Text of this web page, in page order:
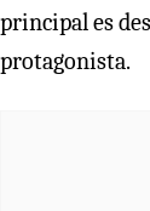
principal es
protagonista.